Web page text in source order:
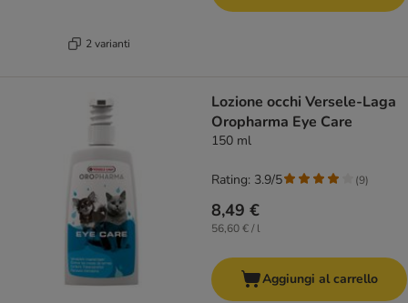
2 varianti
Lozione occhi Versele-Laga
Oropharma Eye Care
150 ml
8,49 €
56,60 € / l
Rating: 3.9/5 (9)
Aggiungi al carrello